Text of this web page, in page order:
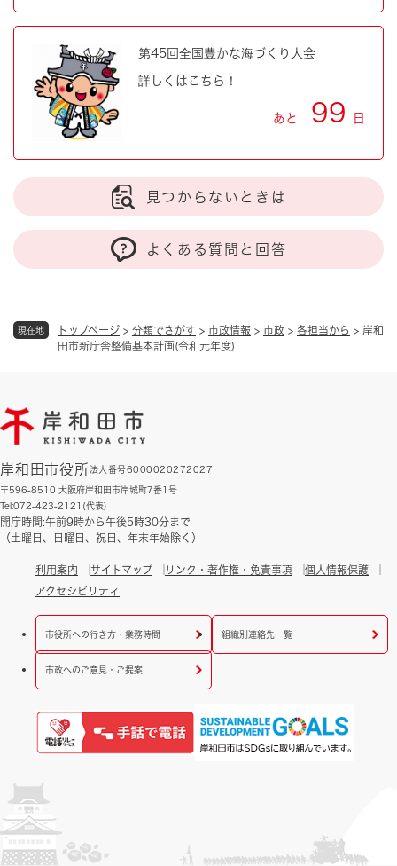
現在地 トップページ > 分類でさがす > 市政情報 > 市政 > 各担当から > 岸和
田市新庁舎整備基本計画(令和元年度)
第45回全国豊かな海づくり大会
詳しくはこちら！
あと 99 日
見つからないときは
よくある質問と回答
岸和田市役所法人番号6000020272027
〒596-8510 大阪府岸和田市岸城町7番1号
Tel:072-423-2121(代表)
開庁時間:午前9時から午後5時30分まで
（土曜日、日曜日、祝日、年末年始除く）
利用案内 サイトマップ リンク・著作権・免責事項
個人情報保護
アクセシビリティ
市役所への行き方・業務時間 組織別連絡先一覧
市政へのご意見・ご提案